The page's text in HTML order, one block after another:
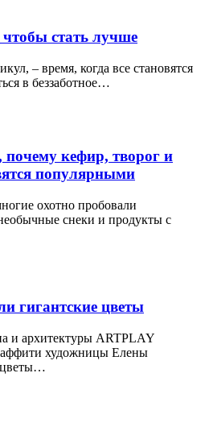
чтобы стать лучше
– время, когда все становятся
в беззаботное…
почему кефир, творог и
популярными
охотно пробовали
снеки и продукты с
гигантские цветы
и архитектуры ARTPLAY
художницы Елены
цветы…